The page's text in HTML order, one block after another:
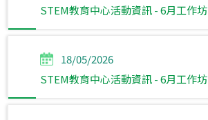
STEM教育中心活動資訊 - 6月工作坊
18/05/2026
STEM教育中心活動資訊 - 6月工作坊